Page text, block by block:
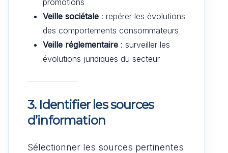
Veille sociétale : repérer les évolutions
des comportements consommateurs
Veille réglementaire : surveiller les
évolutions juridiques du secteur
3. Identifier les sources
d’information
Sélectionner les sources pertinentes